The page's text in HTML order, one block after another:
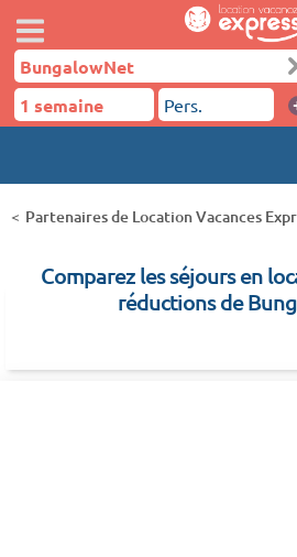
Partenaires de Location Vacances
Comparez les séjours en
réductions de